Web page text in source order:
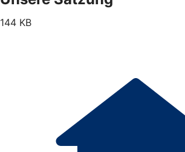
144 KB